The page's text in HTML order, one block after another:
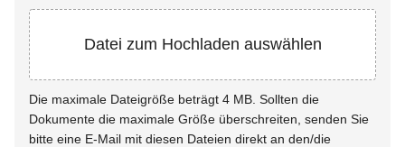
Datei zum Hochladen auswählen
Die maximale Dateigröße beträgt 4 MB. Sollten die
Dokumente die maximale Größe überschreiten, senden Sie
bitte eine E-Mail mit diesen Dateien direkt an den/die